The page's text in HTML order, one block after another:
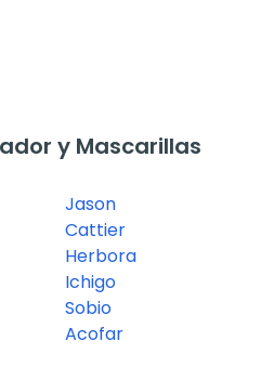
y Mascarillas
Jason
Cattier
Herbora
Ichigo
Sobio
Acofar